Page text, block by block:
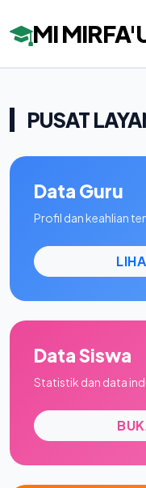
MI
PUSAT
Data Guru
Profil dan keahlian
Data Siswa
Statistik dan data